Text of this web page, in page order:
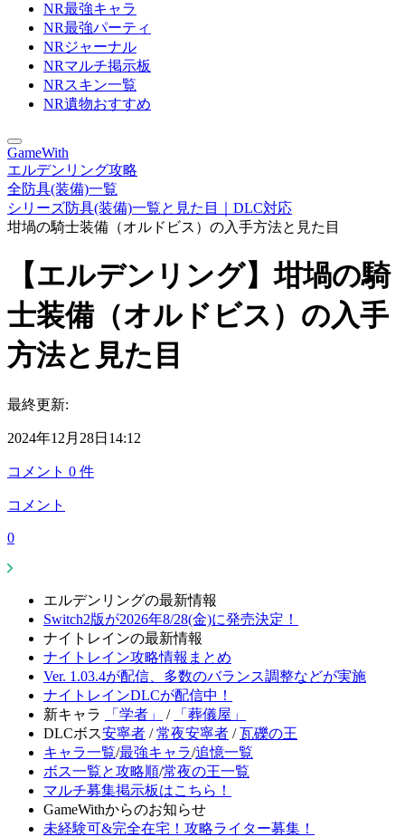
NR最強キャラ
NR最強パーティ
NRジャーナル
NRマルチ掲示板
NRスキン一覧
NR遺物おすすめ
GameWith
エルデンリング攻略
全防具(装備)一覧
シリーズ防具(装備)一覧と見た目｜DLC対応
坩堝の騎士装備（オルドビス）の入手方法と見た目
【エルデンリング】坩堝の騎
士装備（オルドビス）の入手
方法と見た目
最終更新:
2024年12月28日14:12
コメント 0 件
コメント
0
エルデンリングの最新情報
Switch2版が2026年8/28(金)に発売決定！
ナイトレインの最新情報
ナイトレイン攻略情報まとめ
Ver. 1.03.4が配信、多数のバランス調整などが実施
ナイトレインDLCが配信中！
新キャラ
「学者」 /
「葬儀屋」
DLCボス安寧者 /常夜安寧者 /瓦礫の王
キャラ一覧/最強キャラ/追憶一覧
ボス一覧と攻略順/常夜の王一覧
マルチ募集掲示板はこちら！
GameWithからのお知らせ
未経験可&完全在宅！攻略ライター募集！